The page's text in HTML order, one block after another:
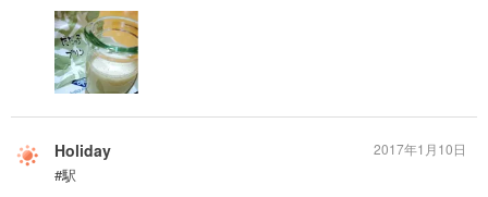
Holiday
#駅
2017年1月10日